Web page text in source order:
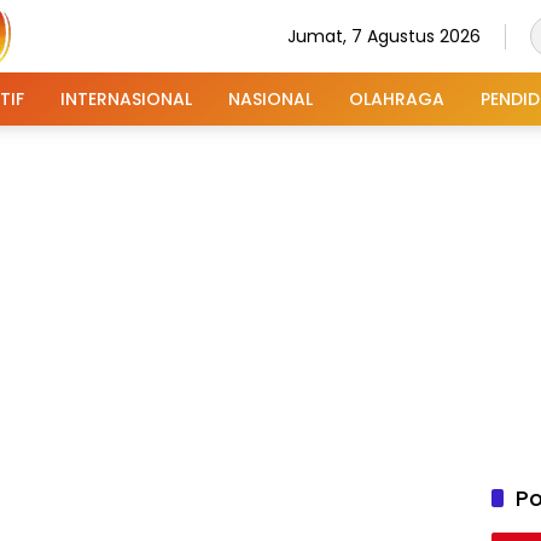
Jumat, 7 Agustus 2026
INTERNASIONAL NASIONAL OLAHRAGA